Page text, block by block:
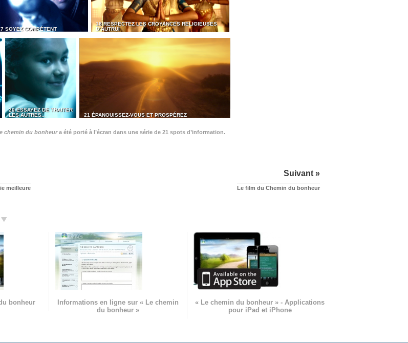
SOYEZ COMPÉTENT
18 RESPECTEZ LES CROYANCES RELIGIEUSES
D’AUTRUI
20 ESSAYEZ DE TRAITER
LES AUTRES...
21 ÉPANOUISSEZ-VOUS ET PROSPÉREZ
chemin du bonheura été porté à l’écran dans une série de 21 spots d’information.
meilleure
Suivant »
Le film du Chemin du bonheur
bonheur
Informations en ligne sur « Le chemin
du bonheur »
« Le chemin du bonheur » - Applications
pour iPad et iPhone